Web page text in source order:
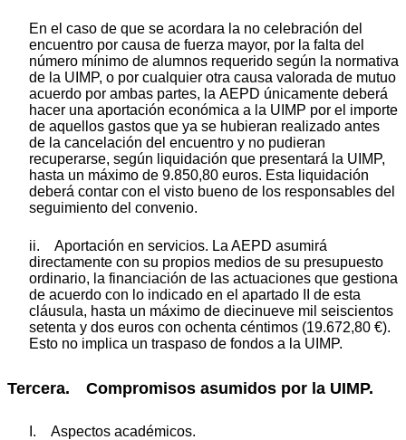
En el caso de que se acordara la no celebración del
encuentro por causa de fuerza mayor, por la falta del
número mínimo de alumnos requerido según la normativa
de la UIMP, o por cualquier otra causa valorada de mutuo
acuerdo por ambas partes, la AEPD únicamente deberá
hacer una aportación económica a la UIMP por el importe
de aquellos gastos que ya se hubieran realizado antes
de la cancelación del encuentro y no pudieran
recuperarse, según liquidación que presentará la UIMP,
hasta un máximo de 9.850,80 euros. Esta liquidación
deberá contar con el visto bueno de los responsables del
seguimiento del convenio.
ii. Aportación en servicios. La AEPD asumirá
directamente con su propios medios de su presupuesto
ordinario, la financiación de las actuaciones que gestiona
de acuerdo con lo indicado en el apartado II de esta
cláusula, hasta un máximo de diecinueve mil seiscientos
setenta y dos euros con ochenta céntimos (19.672,80 €).
Esto no implica un traspaso de fondos a la UIMP.
Tercera. Compromisos asumidos por la UIMP.
I. Aspectos académicos.